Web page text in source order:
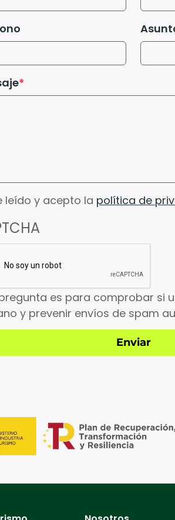
leído y acepto la política de
es para comprobar si
y prevenir envíos de spam